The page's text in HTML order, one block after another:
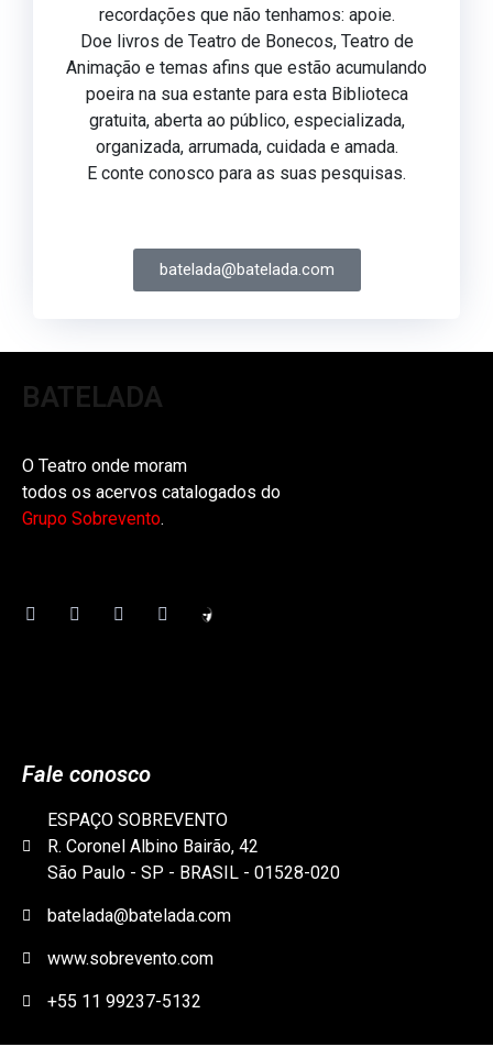
recordações que não tenhamos: apoie.
Doe livros de Teatro de Bonecos, Teatro de
Animação e temas afins que estão acumulando
poeira na sua estante para esta Biblioteca
gratuita, aberta ao público, especializada,
organizada, arrumada, cuidada e amada.
E conte conosco para as suas pesquisas.
batelada@batelada.com
BATELADA
O Teatro onde moram
todos os acervos catalogados do
Grupo Sobrevento.
Fale conosco
ESPAÇO SOBREVENTO
R. Coronel Albino Bairão, 42
São Paulo - SP - BRASIL - 01528-020
batelada@batelada.com
www.sobrevento.com
+55 11 99237-5132